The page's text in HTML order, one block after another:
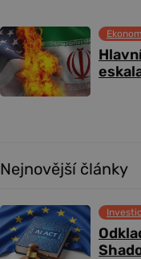
Nejnovější články